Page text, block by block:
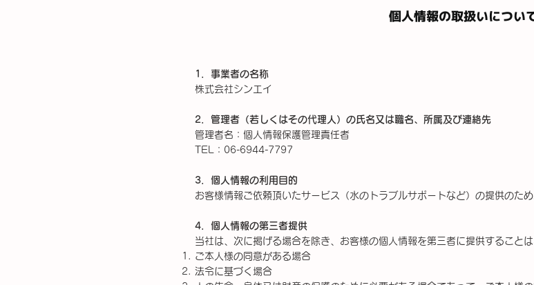
個人情報の取扱いについ
1．事業者の名称
株式会社シンエイ
2．管理者（若しくはその代理人）の氏名又は職名、所属及び連絡先
管理者名：個人情報保護管理責任者
TEL：06-6944-7797
3．個人情報の利用目的
お客様情報ご依頼頂いたサービス（水のトラブルサポートなど）の提供のため
4．個人情報の第三者提供
当社は、次に掲げる場合を除き、お客様の個人情報を第三者に提供することは
ご本人様の同意がある場合
法令に基づく場合